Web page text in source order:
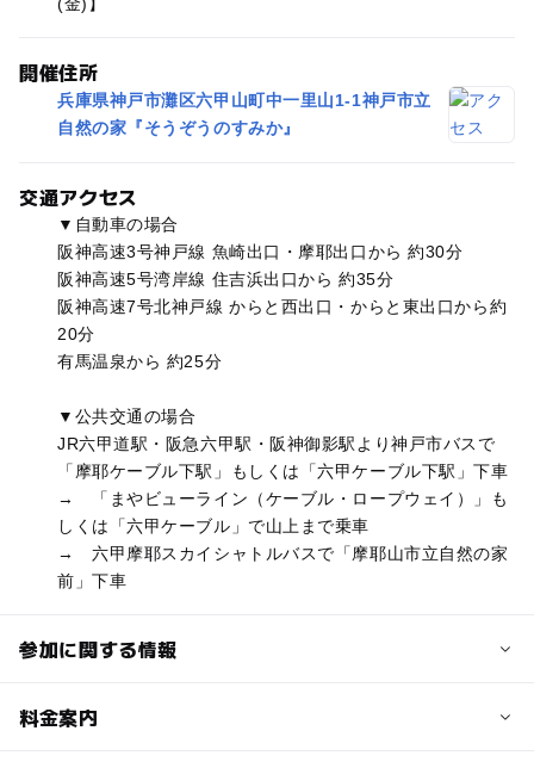
(金)】
開催住所
兵庫県神戸市灘区六甲山町中一里山1-1神戸市立
自然の家『そうぞうのすみか』
交通アクセス
▼自動車の場合
阪神高速3号神戸線 魚崎出口・摩耶出口から 約30分
阪神高速5号湾岸線 住吉浜出口から 約35分
阪神高速7号北神戸線 からと西出口・からと東出口から約
20分
有馬温泉から 約25分
▼公共交通の場合
JR六甲道駅・阪急六甲駅・阪神御影駅より神戸市バスで
「摩耶ケーブル下駅」もしくは「六甲ケーブル下駅」下車
→ 「まやビューライン（ケーブル・ロープウェイ）」も
しくは「六甲ケーブル」で山上まで乗車
→ 六甲摩耶スカイシャトルバスで「摩耶山市立自然の家
前」下車
参加に関する情報
定員
料金案内